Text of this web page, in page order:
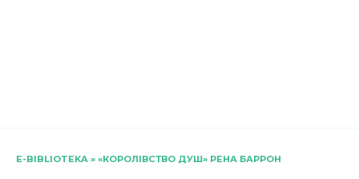
E-BIBLIOTEKA » «КОРОЛІВСТВО ДУШ» РЕНА БАРРОН